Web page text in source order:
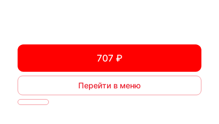
707 ₽
Перейти в меню